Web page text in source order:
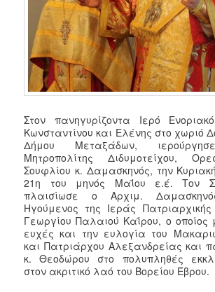
Στον πανηγυρίζοντα Ιερό
Κωνσταντίνου και Ελένης στο χωριό
Δήμου Μεταξάδων,
Μητροπολίτης Διδυμοτείχου,
Σουφλίου κ. Δαμασκηνός, την
21η του μηνός Μαΐου ε.έ. Τον
πλαισίωσε ο Αρχιμ.
Ηγούμενος της Ιεράς
Γεωργίου Παλαιού Καΐρου, ο οποίος
ευχές και την ευλογία του
και Πατριάρχου Αλεξανδρείας και
κ. Θεοδώρου στο πολυπληθές
στον ακριτικό λαό του Βορείου Έβρου.